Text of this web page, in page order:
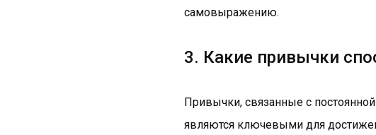
самовыражению.
3. Какие привычки
Привычки, связанные с
являются ключевыми для